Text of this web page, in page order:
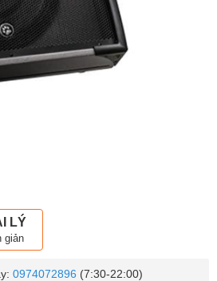
LÝ
giản
0974072896 (7:30-22:00)